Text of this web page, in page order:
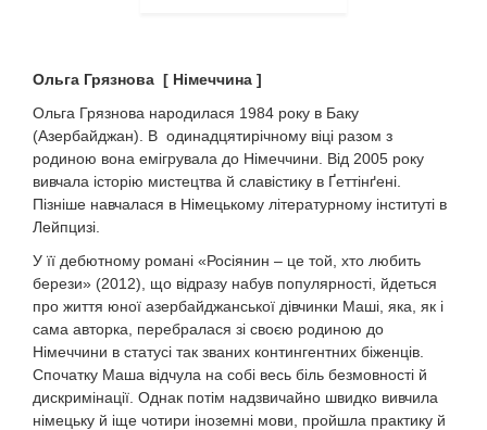
Ольга Грязнова [ Німеччина ]
Ольга Грязнова народилася 1984 року в Баку
(Азербайджан). В одинадцятирічному віці разом з
родиною вона емігрувала до Німеччини. Від 2005 року
вивчала історію мистецтва й славістику в Ґеттінґені.
Пізніше навчалася в Німецькому літературному інституті в
Лейпцизі.
У її дебютному романі «Росіянин – це той, хто любить
берези» (2012), що відразу набув популярності, йдеться
про життя юної азербайджанської дівчинки Маші, яка, як і
сама авторка, перебралася зі своєю родиною до
Німеччини в статусі так званих контингентних біженців.
Спочатку Маша відчула на собі весь біль безмовності й
дискримінації. Однак потім надзвичайно швидко вивчила
німецьку й іще чотири іноземні мови, пройшла практику й